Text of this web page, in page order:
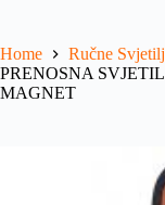
Home
Ručne
PRENOSNA
MAGNET